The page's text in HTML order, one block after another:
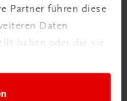
Partner führen diese
Daten
haben oder die sie